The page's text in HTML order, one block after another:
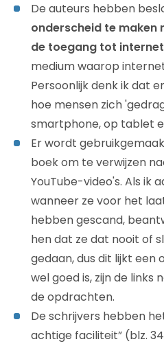
De auteurs hebben
onderscheid te maken
de toegang tot
medium waarop
Persoonlijk denk ik dat
hoe mensen zich
smartphone, op tablet
Er wordt
boek om te verwijzen
YouTube-video's. Als ik
wanneer ze voor het
hebben gescand,
hen dat ze dat nooit of
gedaan, dus dit lijkt een
wel goed is, zijn de links
de opdrachten.
De schrijvers hebben
achtige faciliteit” (blz.